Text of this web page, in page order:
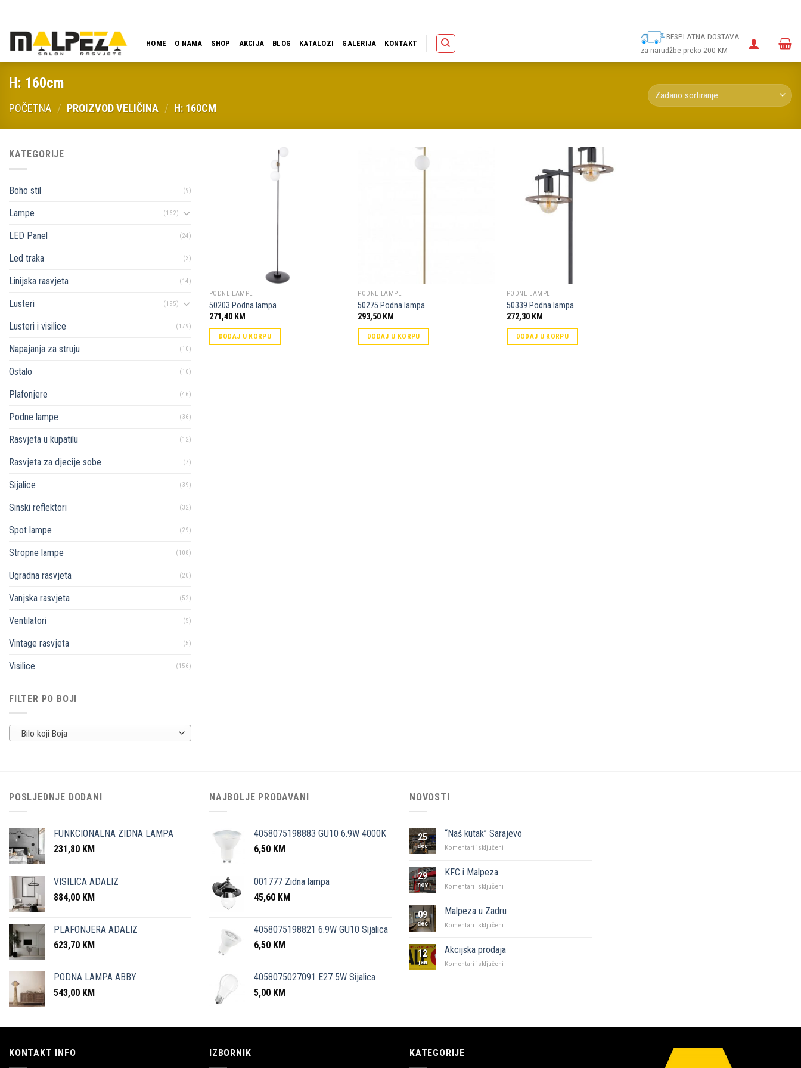
content
HOME O NAMA SHOP AKCIJA BLOG KATALOZI GALERIJA KONTAKT
BESPLATNA DOSTAVA
za narudžbe preko 200 KM
H: 160cm
POČETNA / PROIZVOD VELIČINA / H: 160CM
KATEGORIJE
Boho stil (9)
Lampe (162)
LED Panel (24)
Led traka (3)
Linijska rasvjeta (14)
Lusteri (195)
Lusteri i visilice (179)
Napajanja za struju (10)
Ostalo (10)
Plafonjere (46)
Podne lampe (36)
Rasvjeta u kupatilu (12)
Rasvjeta za djecije sobe (7)
Sijalice (39)
Sinski reflektori (32)
Spot lampe (29)
Stropne lampe (108)
Ugradna rasvjeta (20)
Vanjska rasvjeta (52)
Ventilatori (5)
Vintage rasvjeta (5)
Visilice (156)
FILTER PO BOJI
Bilo koji Boja
PODNE LAMPE
50203 Podna lampa
271,40 KM
DODAJ U KORPU
PODNE LAMPE
50275 Podna lampa
293,50 KM
DODAJ U KORPU
PODNE LAMPE
50339 Podna lampa
272,30 KM
DODAJ U KORPU
POSLJEDNJE DODANI
FUNKCIONALNA ZIDNA LAMPA
231,80 KM
VISILICA ADALIZ
884,00 KM
PLAFONJERA ADALIZ
623,70 KM
PODNA LAMPA ABBY
543,00 KM
NAJBOLJE PRODAVANI
4058075198883 GU10 6.9W 4000K
6,50 KM
001777 Zidna lampa
45,60 KM
4058075198821 6.9W GU10 Sijalica
6,50 KM
4058075027091 E27 5W Sijalica
5,00 KM
NOVOSTI
25
dec
“Naš kutak” Sarajevo
Komentari isključeni
29
nov
KFC i Malpeza
Komentari isključeni
Malpeza
09
dec
Malpeza u Zadru
Komentari isključeni
Zadru
12
jan
Akcijska prodaja
Komentari isključeni
KONTAKT INFO IZBORNIK KATEGORIJE